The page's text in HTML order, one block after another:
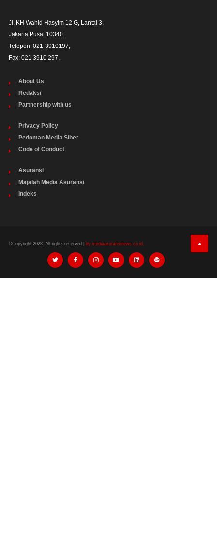
Jl. KH Wahid Hasyim 12 G, Lantai 3,
Jakarta Pusat 10340.
Telepon: 021-3910197,
Fax: 021 3910 297.
About Us
Redaksi
Partnership with us
Privacy Policy
Pedoman Media Siber
Code of Conduct
Asuransi
Majalah Media Asuransi
Indeks
©Copyright 2023. All rights reserved | by mediaasuransinews.co.id.